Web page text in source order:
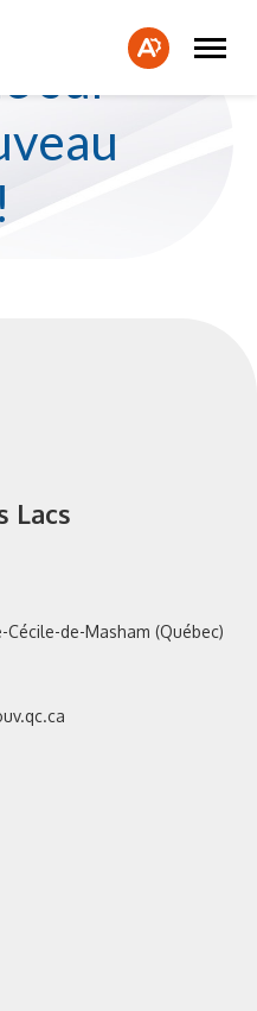
Ouvrir
la
la
site
sur
Lacs
de-Masham (Québec)